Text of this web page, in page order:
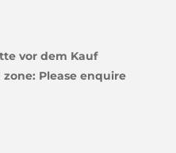
vor dem Kauf
Please enquire